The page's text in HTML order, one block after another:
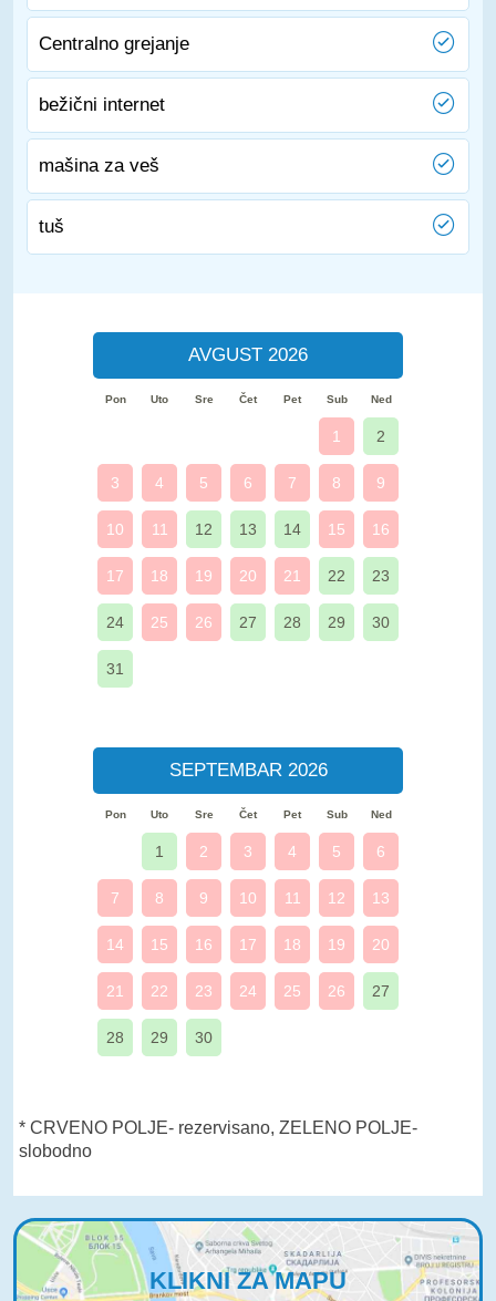
Centralno grejanje
bežični internet
mašina za veš
tuš
AVGUST 2026
Pon Uto Sre Čet Pet Sub Ned
1 2
3 4 5 6 7 8 9
10 11 12 13 14 15 16
17 18 19 20 21 22 23
24 25 26 27 28 29 30
31
SEPTEMBAR 2026
Pon Uto Sre Čet Pet Sub Ned
1 2 3 4 5 6
7 8 9 10 11 12 13
14 15 16 17 18 19 20
21 22 23 24 25 26 27
28 29 30
* CRVENO POLJE- rezervisano, ZELENO POLJE-
slobodno
KLIKNI ZA MAPU